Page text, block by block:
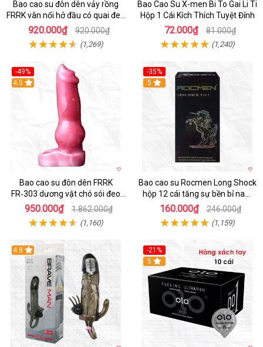
Bao cao su đôn dên vảy rồng
FRRK vân nổi hở đầu có quai đeo
bìu cao cấp
920.000₫ 920.000₫
(1,269)
Bao Cao Su X-men Bi To Gai Li Ti
Hộp 1 Cái Kích Thích Tuyệt Đỉnh
72.000₫ 81.000₫
(1,240)
-49%
4.5
Bao cao su đôn dên FRRK
FR‑303 dương vật chó sói đeo
tiện lợi cực đã
950.000₫ 1.862.000₫
(1,160)
-35%
5
Bao cao su Rocmen Long Shock
hộp 12 cái tăng sự bền bỉ nam
giới
160.000₫ 246.000₫
(1,159)
4.8
-21%
Hot
5